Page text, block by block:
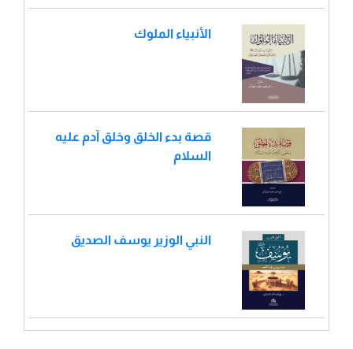
الأنبياء الملوك
قصة بدء الخلق وخلق آدم عليه
السلام
النبي الوزير يوسف الصديق